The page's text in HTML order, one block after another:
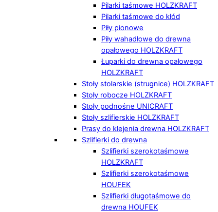
Pilarki taśmowe HOLZKRAFT
Pilarki taśmowe do kłód
Piły pionowe
Piły wahadłowe do drewna
opałowego HOLZKRAFT
Łuparki do drewna opałowego
HOLZKRAFT
Stoły stolarskie (strugnice) HOLZKRAFT
Stoły robocze HOLZKRAFT
Stoły podnośne UNICRAFT
Stoły szlifierskie HOLZKRAFT
Prasy do klejenia drewna HOLZKRAFT
Szlifierki do drewna
Szlifierki szerokotaśmowe
HOLZKRAFT
Szlifierki szerokotaśmowe
HOUFEK
Szlifierki długotaśmowe do
drewna HOUFEK